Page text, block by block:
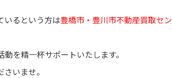
いるという方は豊橋市・豊川市不動産買取セン
を精一杯サポートいたします。
いませ。